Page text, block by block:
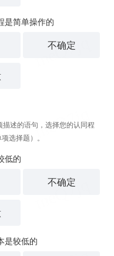
是简单操作的
不确定
述的语句，选择您的认同程
选择题）。
低的
不确定
是较低的